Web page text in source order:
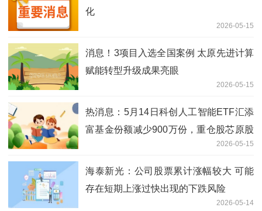
化
2026-05-15
消息！3项目入选全国案例 太原先进计算
赋能转型升级成果亮眼
2026-05-15
热消息：5月14日科创人工智能ETF汇添
富基金份额减少900万份，重仓股芯原股
2026-05-15
海泰新光：公司股票累计涨幅较大 可能
存在短期上涨过快出现的下跌风险
2026-05-14